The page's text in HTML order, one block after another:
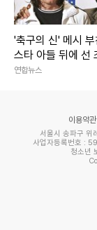
'축구의 신' 메시
스타 아들 뒤에 선
력자
연합뉴스
이용약관
서울시 송파구 위
사업자등록번호 :
청소년